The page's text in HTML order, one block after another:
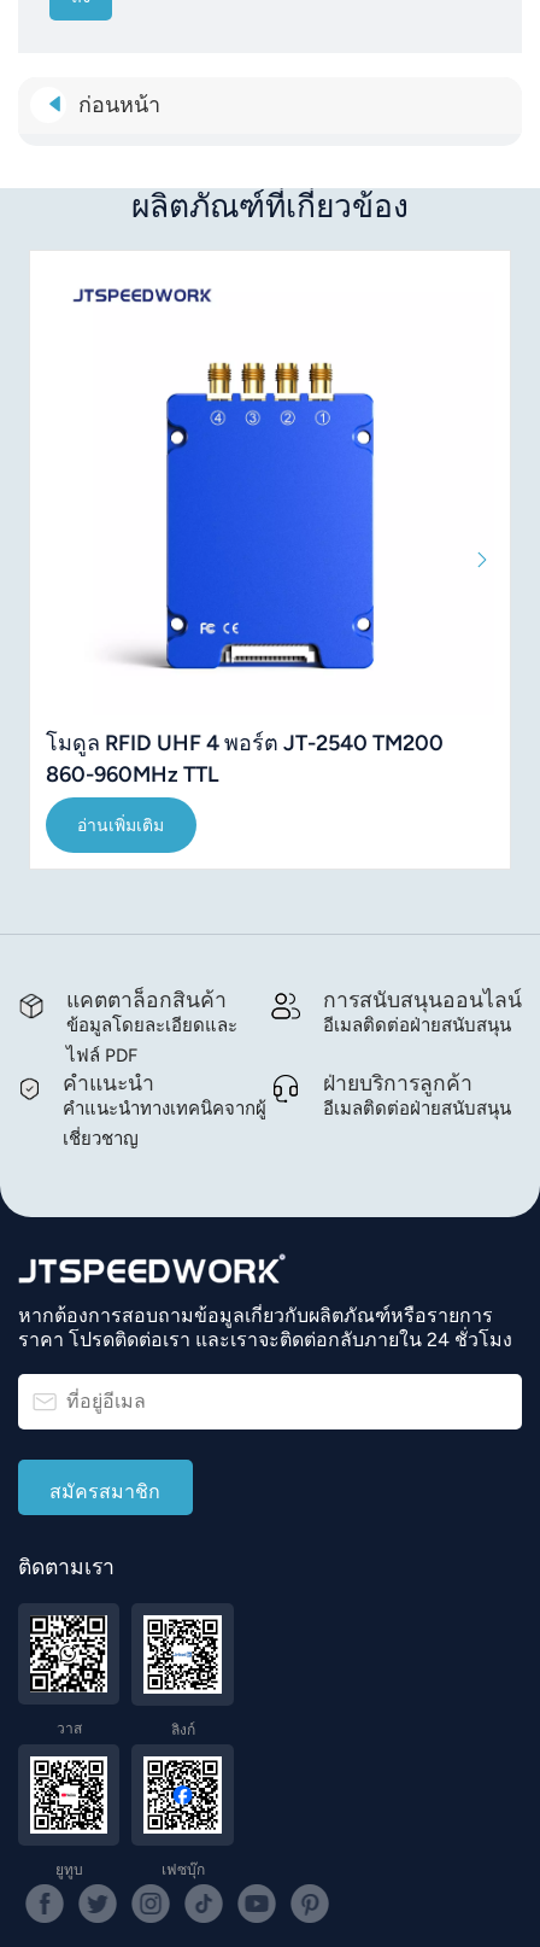
ก่อนหน้า
ผลิตภัณฑ์ที่เกี่ยวข้อง
โมดูล RFID UHF 4 พอร์ต JT-2540 TM200
860-960MHz TTL
อ่านเพิ่มเติม
แคตตาล็อกสินค้า
ข้อมูลโดยละเอียดและ
ไฟล์ PDF
การสนับสนุนออนไลน์
อีเมลติดต่อฝ่ายสนับสนุน
คำแนะนำ
คำแนะนำทางเทคนิคจากผู้
เชี่ยวชาญ
ฝ่ายบริการลูกค้า
อีเมลติดต่อฝ่ายสนับสนุน
หากต้องการสอบถามข้อมูลเกี่ยวกับผลิตภัณฑ์หรือรายการ
ราคา โปรดติดต่อเรา และเราจะติดต่อกลับภายใน 24 ชั่วโมง
ติดตามเรา
วาส ลิงก์
ยูทูบ เฟซบุ๊ก